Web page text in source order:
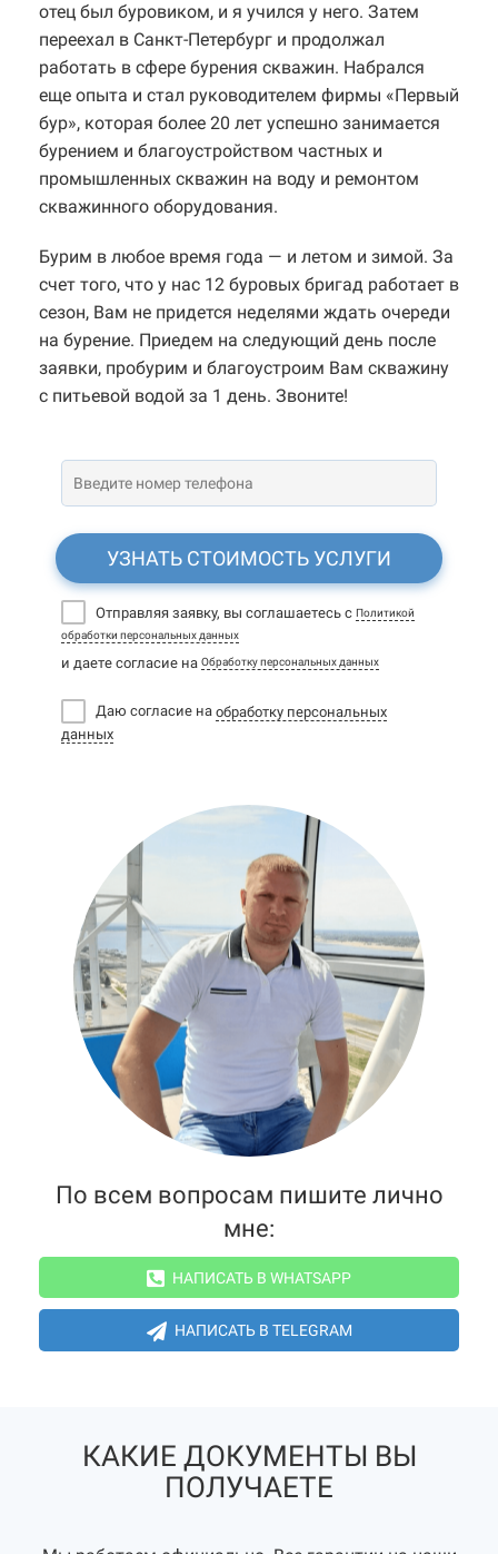
отец был буровиком, и я учился у него. Затем
переехал в Санкт-Петербург и продолжал
работать в сфере бурения скважин. Набрался
еще опыта и стал руководителем фирмы «Первый
бур», которая более 20 лет успешно занимается
бурением и благоустройством частных и
промышленных скважин на воду и ремонтом
скважинного оборудования.
Бурим в любое время года — и летом и зимой. За
счет того, что у нас 12 буровых бригад работает в
сезон, Вам не придется неделями ждать очереди
на бурение. Приедем на следующий день после
заявки, пробурим и благоустроим Вам скважину
с питьевой водой за 1 день. Звоните!
УЗНАТЬ СТОИМОСТЬ УСЛУГИ
Отправляя заявку, вы соглашаетесь с Политикой
обработки персональных данных
и даете согласие на Обработку персональных данных
Даю согласие на обработку персональных
данных
По всем вопросам пишите лично
мне:
НАПИСАТЬ В WHATSAPP
НАПИСАТЬ В TELEGRAM
КАКИЕ ДОКУМЕНТЫ ВЫ
ПОЛУЧАЕТЕ